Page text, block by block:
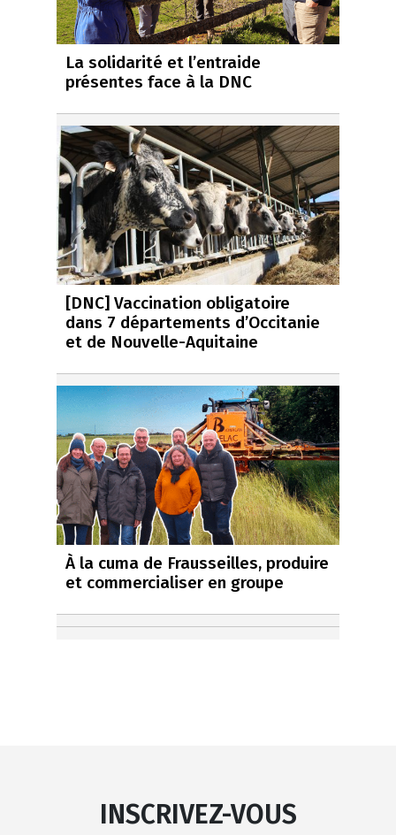
La solidarité et l’entraide
présentes face à la DNC
[DNC] Vaccination obligatoire
dans 7 départements d’Occitanie
et de Nouvelle-Aquitaine
À la cuma de Frausseilles, produire
et commercialiser en groupe
INSCRIVEZ-VOUS